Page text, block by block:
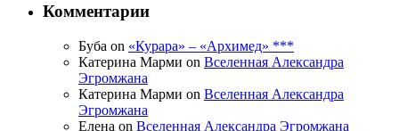
Комментарии
Буба on «Курара» – «Архимед» ***
Катерина Марми on Вселенная Александра
Эгромжана
Катерина Марми on Вселенная Александра
Эгромжана
Елена on Вселенная Александра Эгромжана